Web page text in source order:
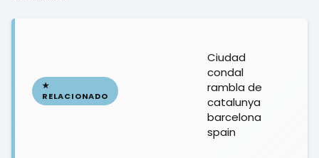
Ciudad
condal
rambla de
catalunya
barcelona
spain